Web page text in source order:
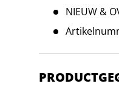
NIEUW &